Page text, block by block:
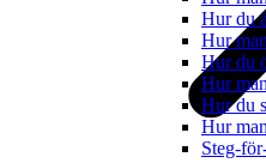
Hur du
Hur
Hur du
Hur
Hur du
Hur
Steg-